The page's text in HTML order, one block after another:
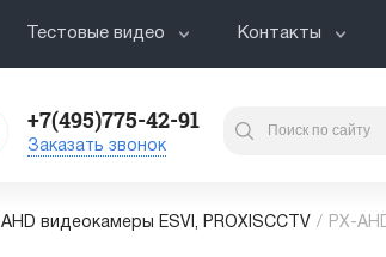
Тестовые видео Контакты
+7(495)775-42-91
Заказать звонок
AHD видеокамеры ESVI, PROXISCCTV /
PX-